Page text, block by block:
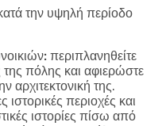
την υψηλή περίοδο
περιπλανηθείτε
της πόλης και αφιερώστε
αρχιτεκτονική της.
ιστορικές περιοχές και
ιστορίες πίσω από